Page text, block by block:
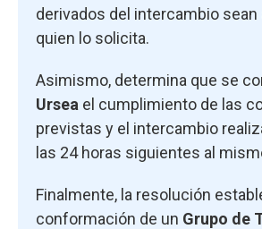
derivados del intercambio
quien lo solicita.
Asimismo, determina que se
Ursea el cumplimiento de las
previstas y el intercambio
las 24 horas siguientes al
Finalmente, la resolución
conformación de un Grupo de